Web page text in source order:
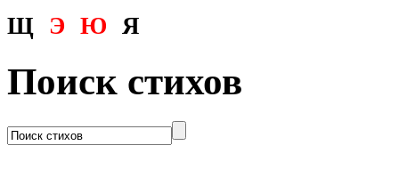
Щ
Э Ю Я
Поиск стихов